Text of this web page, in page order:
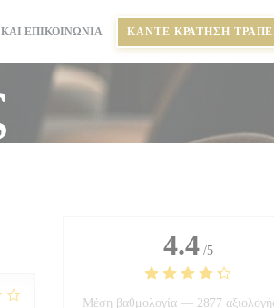
ΕΠΙΚΟΙΝΩΝΊΑ ΚΆΝΤΕ ΚΡΆΤΗΣΗ
4.4 /5
Μέση βαθμολογία — 2877